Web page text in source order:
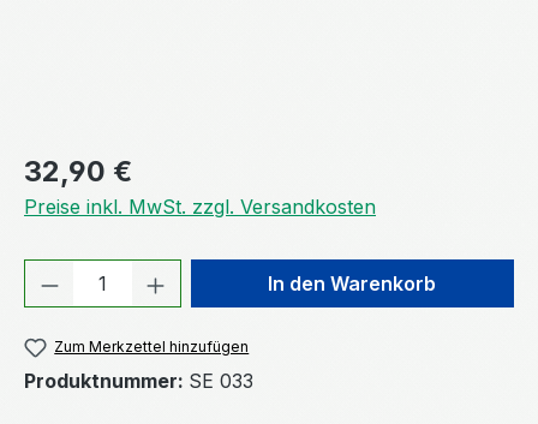
Regulärer Preis:
32,90 €
Preise inkl. MwSt. zzgl. Versandkosten
Produkt Anzahl: Gib denIn den Warenkorb
Zum Merkzettel hinzufügen
Produktnummer: SE 033